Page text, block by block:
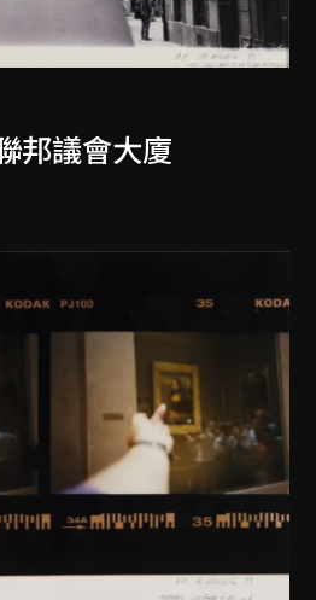
邦議會大廈